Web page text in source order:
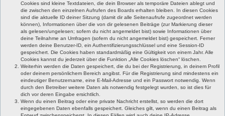
Cookies sind kleine Textdateien, die dein Browser als temporäre Dateien ablegt und
die zwischen den einzelnen Aufrufen des Boards erhalten bleiben. In diesen Cookies
sind die aktuelle ID deiner Sitzung (damit dir alle Seitenaufrufe zugeordnet werden
können), Informationen über die von dir gelesenen Beiträge (zur Markierung dieser
als gelesen/ungelesen; sofern du nicht angemeldet bist) sowie Informationen über
deine Teilnahme an Umfragen (sofern du nicht angemeldet bist) gespeichert. Ferner
werden deine Benutzer-ID, ein Authentifizierungsschlüssel und eine Session-ID
gespeichert. Die Cookies haben standardmäßig eine Gültigkeit von einem Jahr. Alle
Cookies kannst du jederzeit über die Funktion „Alle Cookies löschen“ löschen.
Weiterhin werden die Daten gespeichert, die du bei der Registrierung, in deinem Profil
oder deinem persönlichem Bereich angibst. Für die Registrierung sind mindestens ein
eindeutiger Benutzername, eine E-Mail-Adresse und ein Passwort notwendig. Wenn
durch den Betreiber weitere Daten als notwendig festgelegt wurden, so ist dies für
dich vor deren Eingabe ersichtlich.
Wenn du einen Beitrag oder eine private Nachricht erstellst, so werden die dort
eingegebenen Daten ebenfalls gespeichert. Gleiches gilt, wenn du einen Beitrag als